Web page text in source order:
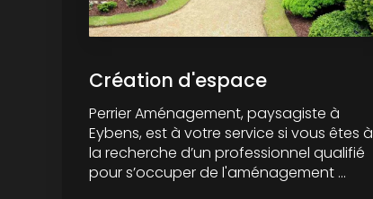
Création d'espace
Perrier Aménagement, paysagiste à
Eybens, est à votre service si vous êtes à
la recherche d’un professionnel qualifié
pour s’occuper de l'aménagement ...